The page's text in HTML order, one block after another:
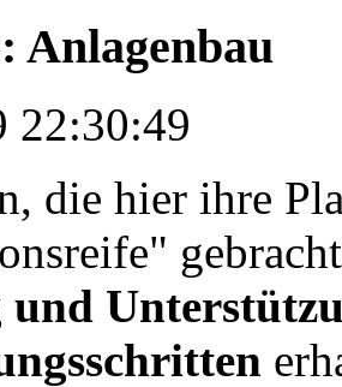
Anlagenbau
22:30:49
die hier ihre